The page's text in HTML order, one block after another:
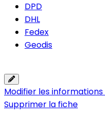
DPD
DHL
Fedex
Geodis
Modifier les informations
Supprimer la fiche